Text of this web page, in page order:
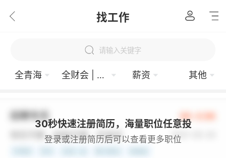
找工作
请输入关键字
全青海 全财会 | 金融 | 保险 薪资 其他
30秒快速注册简历，海量职位任意投
登录或注册简历后可以查看更多职位